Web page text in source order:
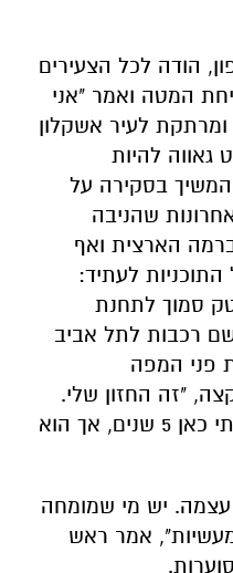
הודה לכל הצעירים
המטה ואמר "אני
לעיר אשקלון
גאווה להיות
בסקירה על
שהניבה
הארצית ואף
לעתיד:
סמוך לתחנת
רכבות לתל אביב
פני המפה
"זה החזון שלי.
הוא התעכב קצת כי לא הייתי כאן 5 שנים, אך הוא
יש מי שמומחה
אמר ראש